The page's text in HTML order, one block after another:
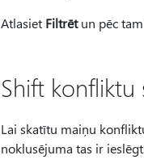
Atlasiet Filtrētun pēc
Shift
Lai skatītu maiņu
noklusējuma tas ir